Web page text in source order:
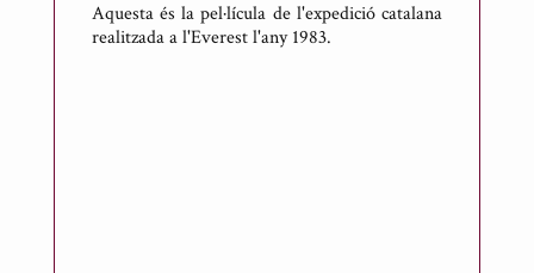
Aquesta és la pel·lícula de l'expedició catalana
realitzada a l'Everest l'any 1983.